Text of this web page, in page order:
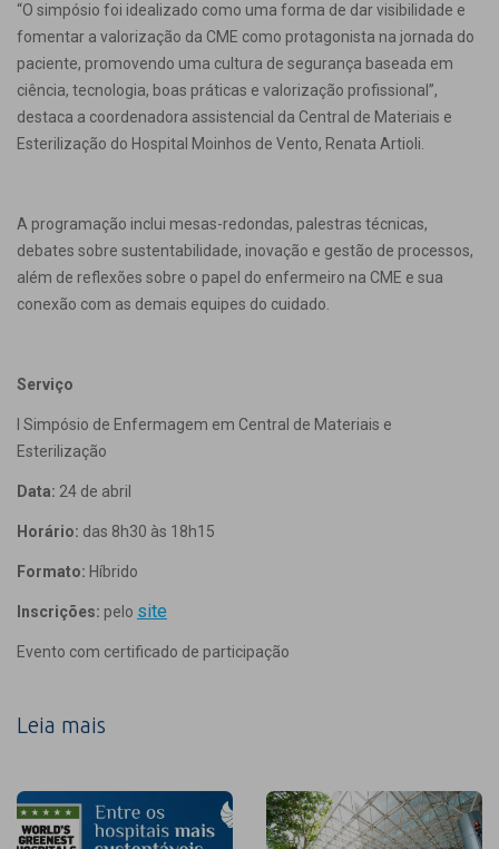
“O simpósio foi idealizado como uma forma de dar visibilidade e
fomentar a valorização da CME como protagonista na jornada do
paciente, promovendo uma cultura de segurança baseada em
ciência, tecnologia, boas práticas e valorização profissional”,
destaca a coordenadora assistencial da Central de Materiais e
Esterilização do Hospital Moinhos de Vento, Renata Artioli.
A programação inclui mesas-redondas, palestras técnicas,
debates sobre sustentabilidade, inovação e gestão de processos,
além de reflexões sobre o papel do enfermeiro na CME e sua
conexão com as demais equipes do cuidado.
Serviço
I Simpósio de Enfermagem em Central de Materiais e
Esterilização
Data: 24 de abril
Horário: das 8h30 às 18h15
Formato: Híbrido
Inscrições: pelo site
Evento com certificado de participação
Leia mais